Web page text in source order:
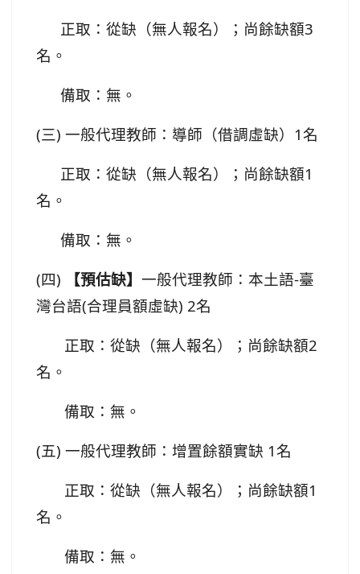
正取：從缺（無人報名）；尚餘缺額3
名。
備取：無。
(三) 一般代理教師：導師（借調虛缺）1名
正取：從缺（無人報名）；尚餘缺額1
名。
備取：無。
(四)
【預估缺】 一般代理教師：本土語-臺
灣台語(合理員額虛缺) 2名
正取：從缺（無人報名）；尚餘缺額2
名。
備取：無。
(五) 一般代理教師：增置餘額實缺 1名
正取：從缺（無人報名）；尚餘缺額1
名。
備取：無。